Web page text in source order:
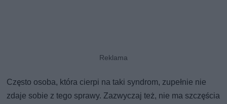
Często osoba, która cierpi na taki syndrom, zupełnie nie
zdaje sobie z tego sprawy. Zazwyczaj też, nie ma szczęścia